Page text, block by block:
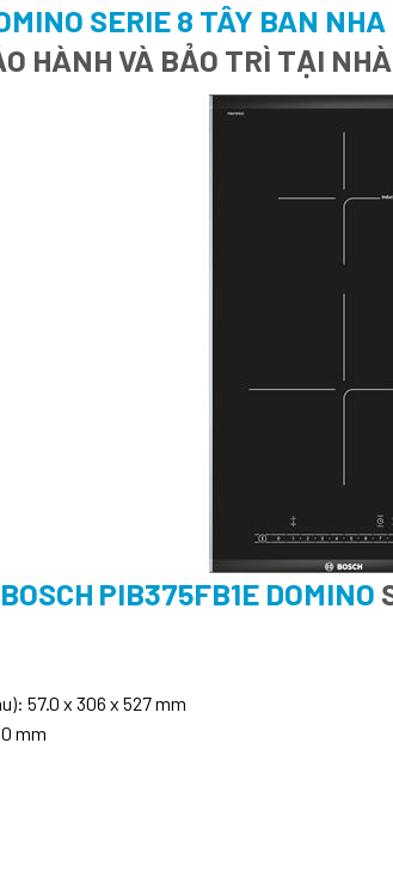
SERIE 8 TÂY BAN NHA
HÀNH VÀ BẢO TRÌ TẠI
BOSCH PIB375FB1E DOMINO
57.0 x 306 x 527 mm
mm